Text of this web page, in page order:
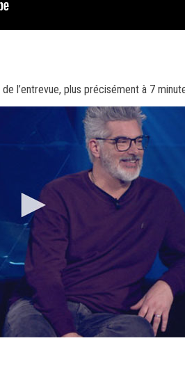
l’entrevue, plus précisément à 7